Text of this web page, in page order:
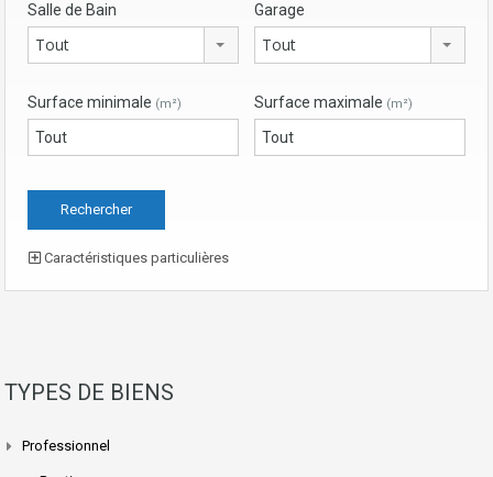
Salle de Bain
Tout
Garage
Tout
Surface minimale (m²) Surface maximale (m²)
Caractéristiques particulières
TYPES DE BIENS
Professionnel